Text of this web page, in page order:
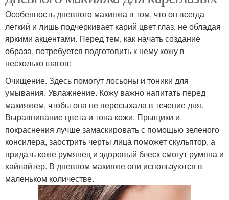
Особенность дневного макияжа в том, что он всегда
легкий и лишь подчеркивает карий цвет глаз, не обладая
яркими акцентами. Перед тем, как начать создание
образа, потребуется подготовить к нему кожу в
несколько шагов:
Очищение. Здесь помогут лосьоны и тоники для
умывания. Увлажнение. Кожу важно напитать перед
макияжем, чтобы она не пересыхала в течение дня.
Выравнивание цвета и тона кожи. Прыщики и
покраснения лучше замаскировать с помощью зеленого
консилера, заострить черты лица поможет скульптор, а
придать коже румянец и здоровый блеск смогут румяна и
хайлайтер. В дневном макияже они используются в
маленьком количестве.